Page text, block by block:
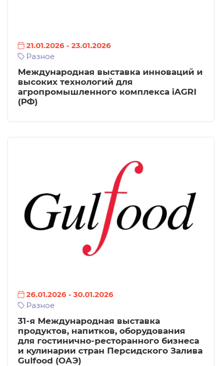
21.01.2026 - 23.01.2026
Разное
Международная выставка инноваций и
высоких технологий для
агропромышленного комплекса iAGRI
(РФ)
26.01.2026 - 30.01.2026
Разное
31-я Международная выставка
продуктов, напитков, оборудования
для гостинично-ресторанного бизнеса
и кулинарии стран Персидского Залива
Gulfood (ОАЭ)